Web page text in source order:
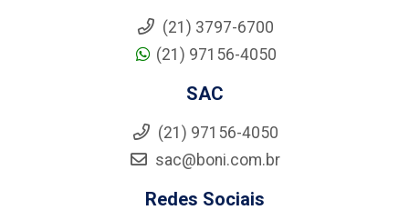
(21) 3797-6700
(21) 97156-4050
SAC
(21) 97156-4050
sac@boni.com.br
Redes Sociais